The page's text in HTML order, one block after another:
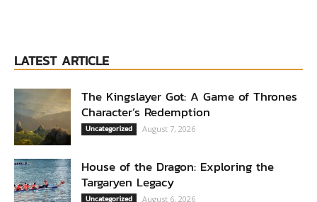
LATEST ARTICLE
The Kingslayer Got: A Game of Thrones
Character’s Redemption
Uncategorized August 7, 2026
House of the Dragon: Exploring the
Targaryen Legacy
Uncategorized August 6, 2026